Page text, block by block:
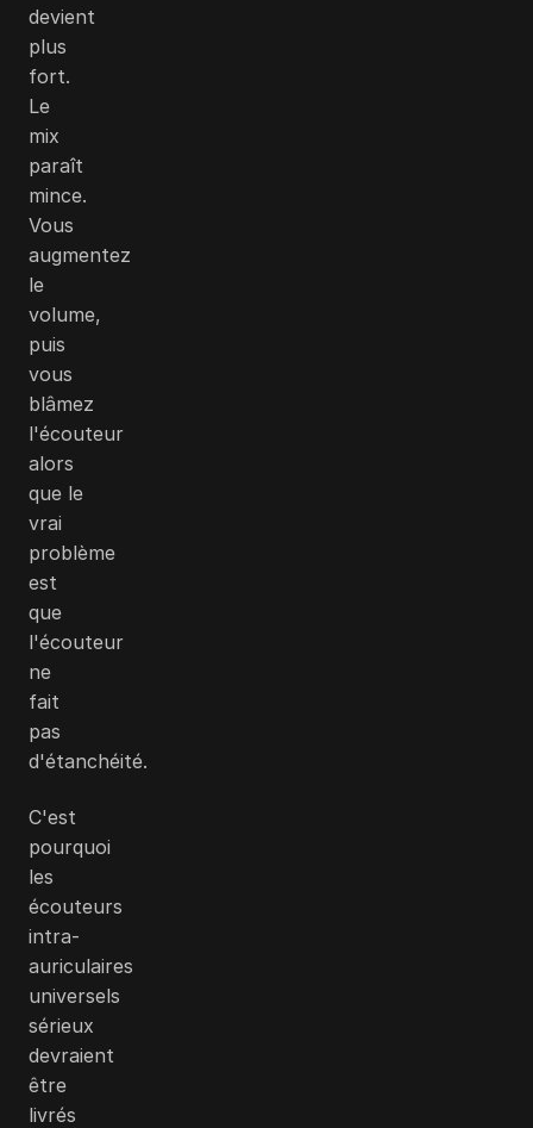
devient
plus
fort.
Le
mix
paraît
mince.
Vous
augmentez
le
volume,
puis
vous
blâmez
l'écouteur
alors
que le
vrai
problème
est
que
l'écouteur
ne
fait
pas
d'étanchéité.
C'est
pourquoi
les
écouteurs
intra-
auriculaires
universels
sérieux
devraient
être
livrés